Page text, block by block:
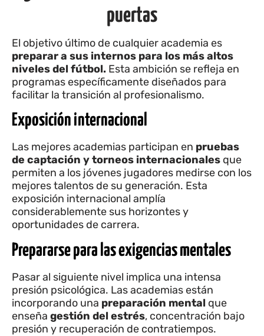
puertas
El objetivo último de cualquier academia es
preparar a sus internos para los más altos
niveles del fútbol. Esta ambición se refleja en
programas específicamente diseñados para
facilitar la transición al profesionalismo.
Exposición internacional
Las mejores academias participan en pruebas
de captación y torneos internacionales que
permiten a los jóvenes jugadores medirse con los
mejores talentos de su generación. Esta
exposición internacional amplía
considerablemente sus horizontes y
oportunidades de carrera.
Prepararse para las exigencias mentales
Pasar al siguiente nivel implica una intensa
presión psicológica. Las academias están
incorporando una preparación mental que
enseña gestión del estrés, concentración bajo
presión y recuperación de contratiempos.